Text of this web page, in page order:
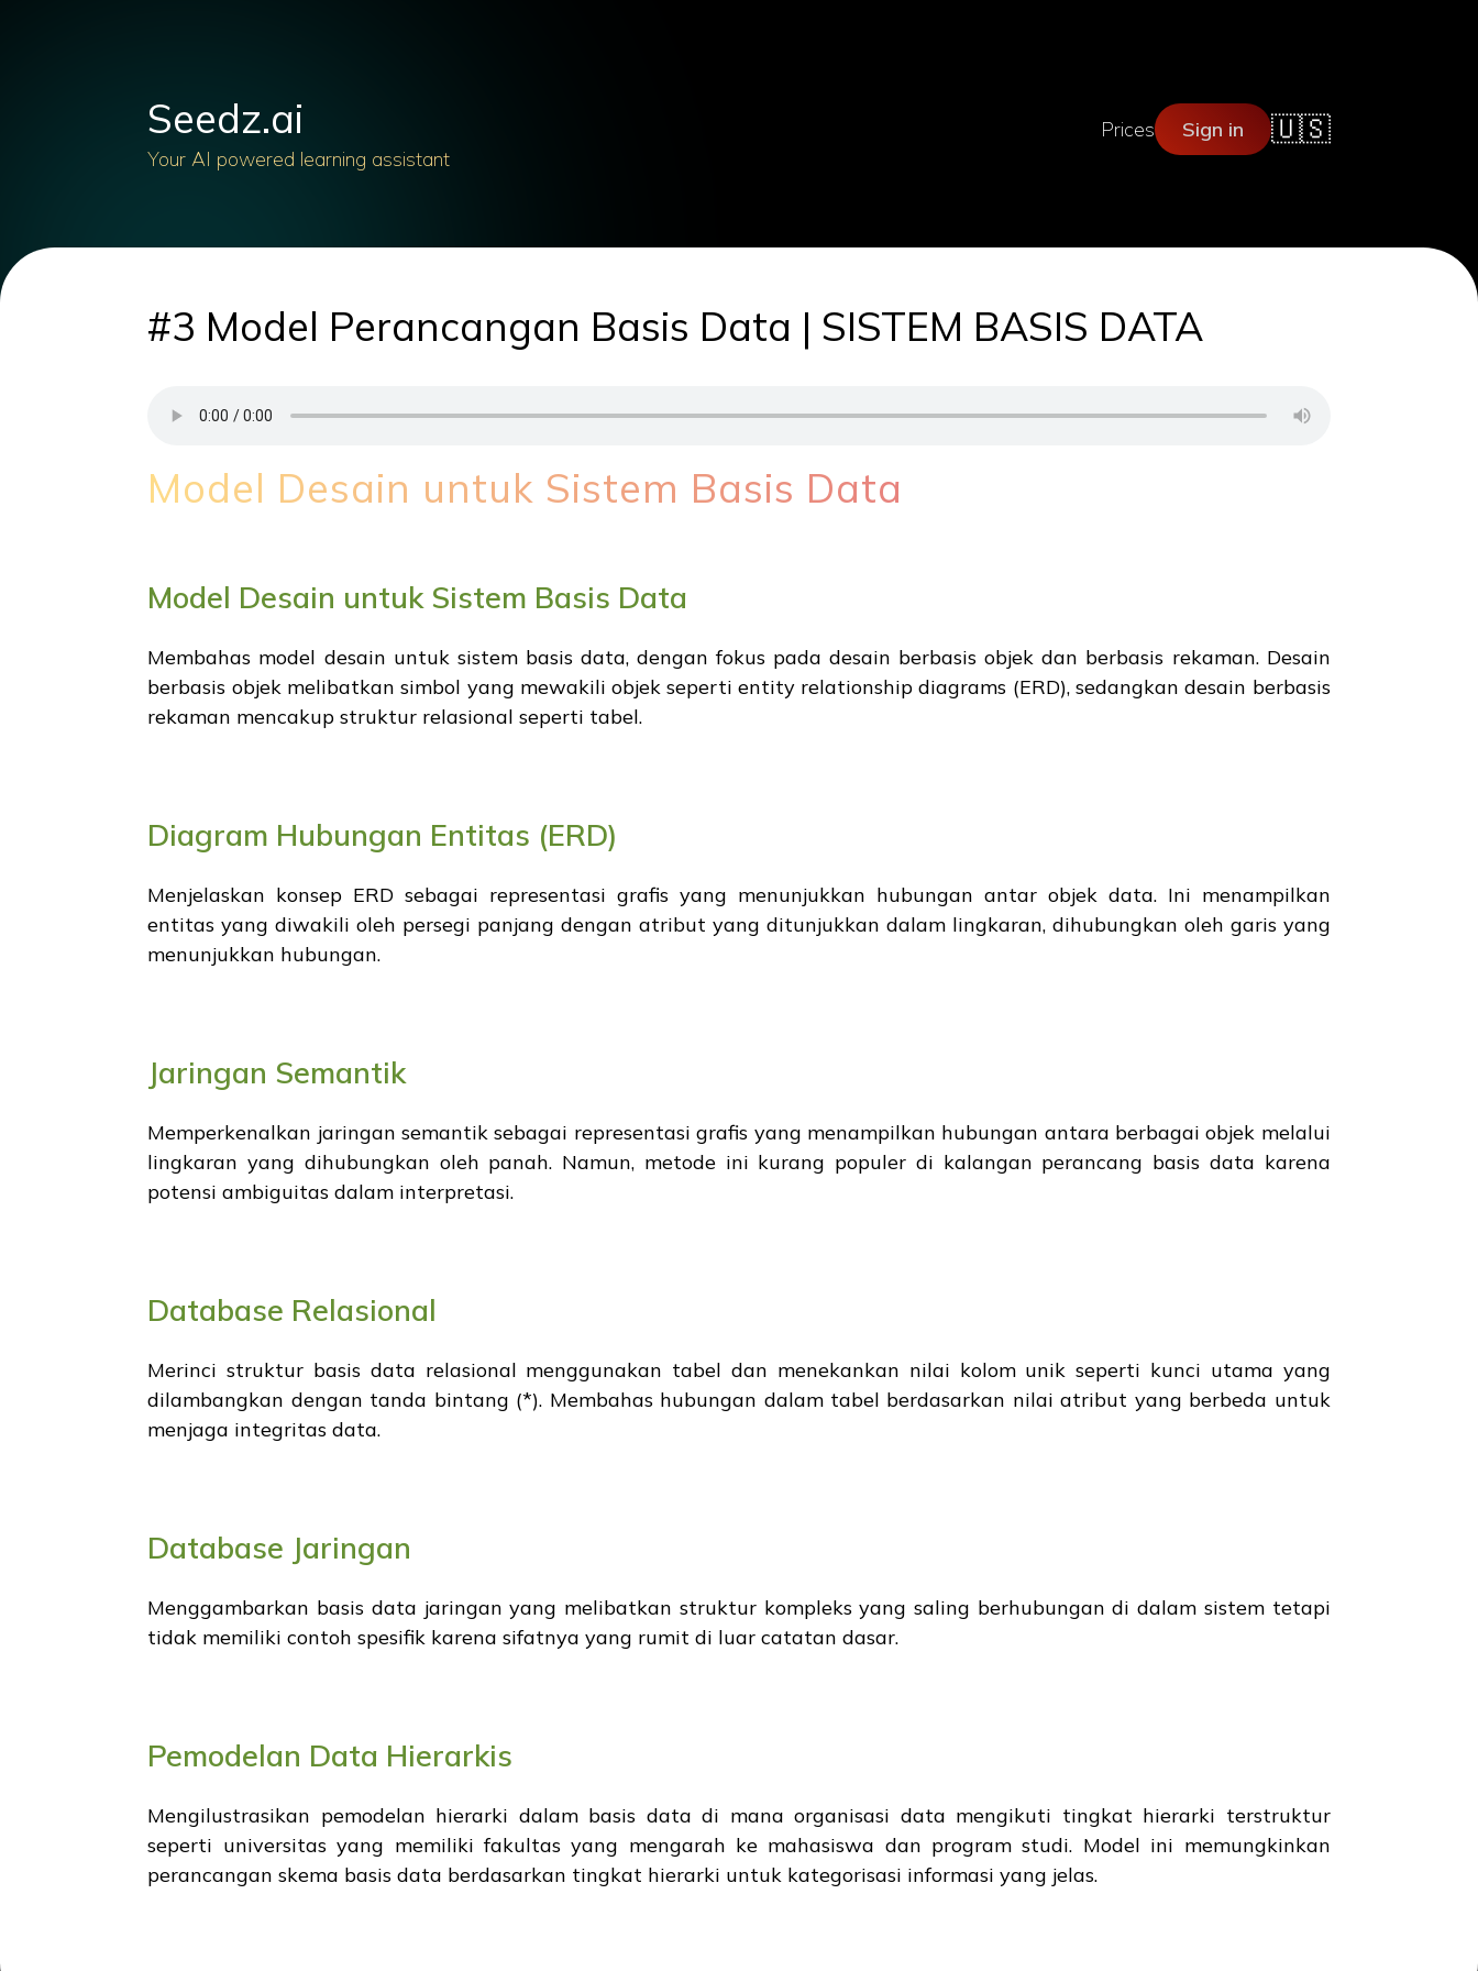
Seedz.ai
Your AI powered learning assistant
Prices Sign in 🇺🇸
#3 Model Perancangan Basis Data | SISTEM BASIS DATA
Model Desain untuk Sistem Basis Data
Model Desain untuk Sistem Basis Data
Membahas model desain untuk sistem basis data, dengan fokus pada desain berbasis objek dan berbasis rekaman. Desain
berbasis objek melibatkan simbol yang mewakili objek seperti entity relationship diagrams (ERD), sedangkan desain berbasis
rekaman mencakup struktur relasional seperti tabel.
Diagram Hubungan Entitas (ERD)
Menjelaskan konsep ERD sebagai representasi grafis yang menunjukkan hubungan antar objek data. Ini menampilkan
entitas yang diwakili oleh persegi panjang dengan atribut yang ditunjukkan dalam lingkaran, dihubungkan oleh garis yang
menunjukkan hubungan.
Jaringan Semantik
Memperkenalkan jaringan semantik sebagai representasi grafis yang menampilkan hubungan antara berbagai objek melalui
lingkaran yang dihubungkan oleh panah. Namun, metode ini kurang populer di kalangan perancang basis data karena
potensi ambiguitas dalam interpretasi.
Database Relasional
Merinci struktur basis data relasional menggunakan tabel dan menekankan nilai kolom unik seperti kunci utama yang
dilambangkan dengan tanda bintang (*). Membahas hubungan dalam tabel berdasarkan nilai atribut yang berbeda untuk
menjaga integritas data.
Database Jaringan
Menggambarkan basis data jaringan yang melibatkan struktur kompleks yang saling berhubungan di dalam sistem tetapi
tidak memiliki contoh spesifik karena sifatnya yang rumit di luar catatan dasar.
Pemodelan Data Hierarkis
Mengilustrasikan pemodelan hierarki dalam basis data di mana organisasi data mengikuti tingkat hierarki terstruktur
seperti universitas yang memiliki fakultas yang mengarah ke mahasiswa dan program studi. Model ini memungkinkan
perancangan skema basis data berdasarkan tingkat hierarki untuk kategorisasi informasi yang jelas.